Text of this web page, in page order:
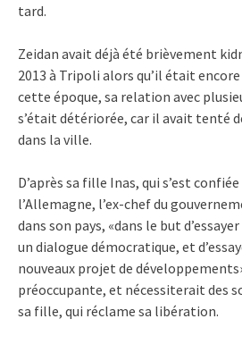
tard.
Zeidan avait déjà été brièvement
2013 à Tripoli alors qu’il était
cette époque, sa relation avec
s’était détériorée, car il avait tenté
dans la ville.
D’après sa fille Inas, qui s’est
l’Allemagne, l’ex-chef du
dans son pays, «dans le but
un dialogue démocratique, et
nouveaux projet de
préoccupante, et nécessiterait des
sa fille, qui réclame sa libération.